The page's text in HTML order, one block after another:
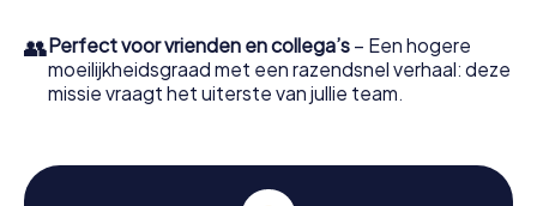
👥Perfect voor vrienden en collega’s – Een hogere
moeilijkheidsgraad met een razendsnel verhaal: deze
missie vraagt het uiterste van jullie team.